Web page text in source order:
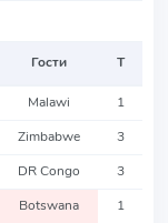
Гости Т
Malawi 1
Zimbabwe 3
DR Congo 3
Botswana 1